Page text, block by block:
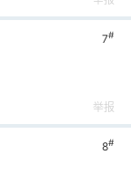
7#
举报
8#